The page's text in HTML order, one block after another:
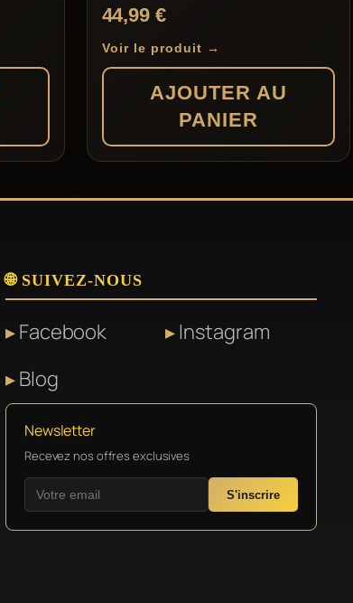
Note
5.00
sur 5
44,99 €
Voir le produit →
AJOUTER AU
PANIER
🌐 SUIVEZ-NOUS
Facebook
Instagram
Blog
Newsletter
Recevez nos offres exclusives
S'inscrire